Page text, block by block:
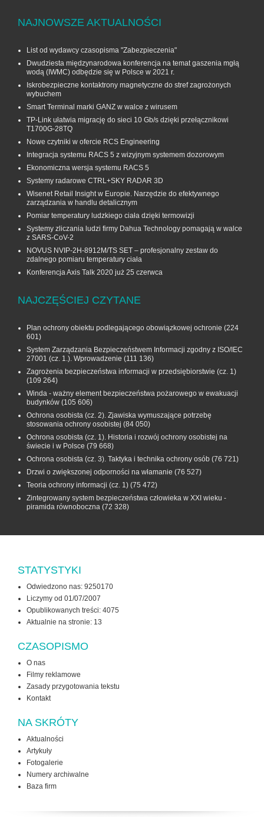
NAJNOWSZE AKTUALNOŚCI
List od wydawcy czasopisma "Zabezpieczenia"
Dwudziesta międzynarodowa konferencja na temat gaszenia mgłą
wodą (IWMC) odbędzie się w Polsce w 2021 r.
Iskrobezpieczne kontaktrony magnetyczne do stref zagrożonych
wybuchem
Smart Terminal marki GANZ w walce z wirusem
TP-Link ułatwia migrację do sieci 10 Gb/s dzięki przełącznikowi
T1700G‑28TQ
Nowe czytniki w ofercie RCS Engineering
Integracja systemu RACS 5 z wizyjnym systemem dozorowym
Ekonomiczna wersja systemu RACS 5
Systemy radarowe CTRL+SKY RADAR 3D
Wisenet Retail Insight w Europie. Narzędzie do efektywnego
zarządzania w handlu detalicznym
Pomiar temperatury ludzkiego ciała dzięki termowizji
Systemy zliczania ludzi firmy Dahua Technology pomagają w walce
z SARS-CoV-2
NOVUS NVIP-2H-8912M/TS SET – profesjonalny zestaw do
zdalnego pomiaru temperatury ciała
Konferencja Axis Talk 2020 już 25 czerwca
NAJCZĘŚCIEJ CZYTANE
Plan ochrony obiektu podlegającego obowiązkowej ochronie (224
601)
System Zarządzania Bezpieczeństwem Informacji zgodny z ISO/IEC
27001 (cz. 1.). Wprowadzenie (111 136)
Zagrożenia bezpieczeństwa informacji w przedsiębiorstwie (cz. 1)
(109 264)
Winda - ważny element bezpieczeństwa pożarowego w ewakuacji
budynków (105 606)
Ochrona osobista (cz. 2). Zjawiska wymuszające potrzebę
stosowania ochrony osobistej (84 050)
Ochrona osobista (cz. 1). Historia i rozwój ochrony osobistej na
świecie i w Polsce (79 668)
Ochrona osobista (cz. 3). Taktyka i technika ochrony osób (76 721)
Drzwi o zwiększonej odporności na włamanie (76 527)
Teoria ochrony informacji (cz. 1) (75 472)
Zintegrowany system bezpieczeństwa człowieka w XXI wieku -
piramida równoboczna (72 328)
STATYSTYKI
Odwiedzono nas: 9250170
Liczymy od 01/07/2007
Opublikowanych treści: 4075
Aktualnie na stronie: 13
CZASOPISMO
O nas
Filmy reklamowe
Zasady przygotowania tekstu
Kontakt
NA SKRÓTY
Aktualności
Artykuły
Fotogalerie
Numery archiwalne
Baza firm